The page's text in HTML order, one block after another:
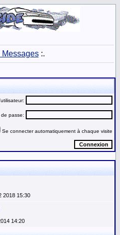
Messages:.
de passe:
Se connecter automatiquement à chaque visite
2018 15:30
14:20